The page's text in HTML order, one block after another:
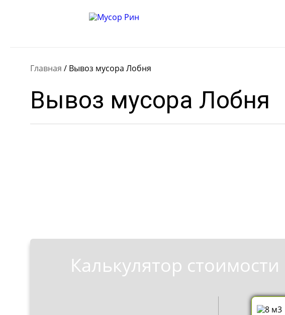
Главная / Вывоз мусора Лобня
Вывоз мусора Лобня
Калькулятор стоимости